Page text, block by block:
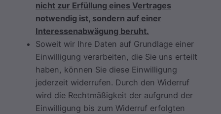
nicht zur Erfüllung eines Vertrages
notwendig ist, sondern auf einer
Interessenabwägung beruht.
Soweit wir Ihre Daten auf Grundlage einer
Einwilligung verarbeiten, die Sie uns erteilt
haben, können Sie diese Einwilligung
jederzeit widerrufen. Durch den Widerruf
wird die Rechtmäßigkeit der aufgrund der
Einwilligung bis zum Widerruf erfolgten